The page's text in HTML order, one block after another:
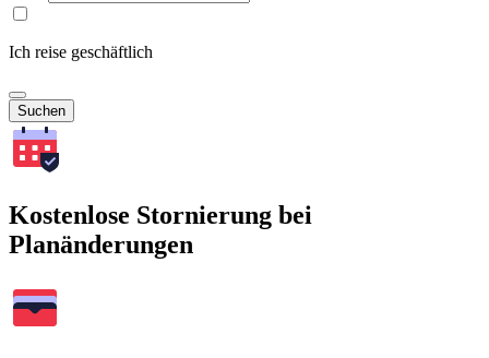
Ich reise geschäftlich
Suchen
Kostenlose Stornierung bei
Planänderungen